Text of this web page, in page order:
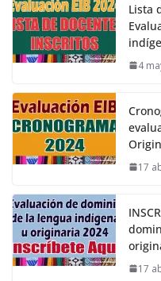
Lista
4
17
17